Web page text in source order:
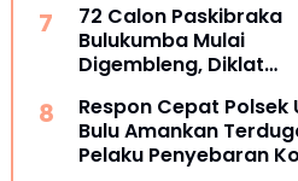
72 Calon Paskibraka
Bulukumba Mulai
Digembleng, Diklat
Respon Cepat Polsek
Bulu Amankan
Pelaku Penyebaran